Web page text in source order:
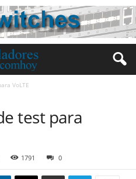
VoLTE
test para
1791 0